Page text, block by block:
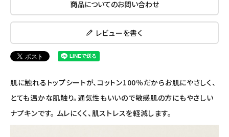
ナチュラプラス
アルマウィン
コラム・スタッフのおすすめ
ご利用ガイド等
商品についてのお問い合わせ
レビューを書く
肌に触れるトップシートが、コットン100％だからお肌にやさしく、
とても温かな肌触り。通気性もいいので敏感肌の方にもやさしい
ナプキンです。 ムレにくく、肌ストレスを軽減します。